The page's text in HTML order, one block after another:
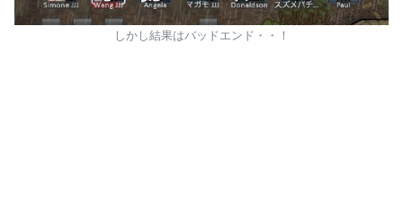
しかし結果はバッドエンド・・！